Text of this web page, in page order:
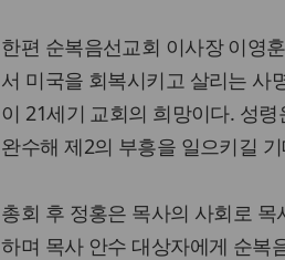
한편 순복음선교회 이사장 이영
서 미국을 회복시키고 살리는 사
이 21세기 교회의 희망이다. 성
완수해 제2의 부흥을 일으키길
총회 후 정홍은 목사의 사회로
하며 목사 안수 대상자에게 순복